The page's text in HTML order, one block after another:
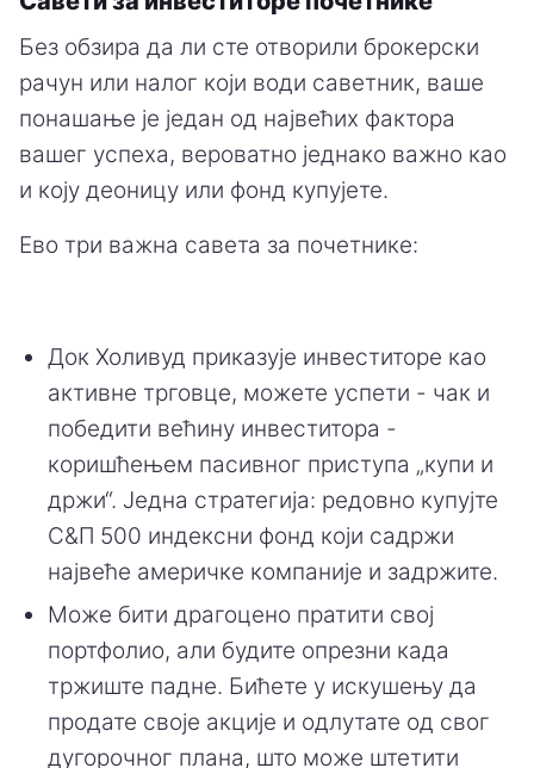
Без обзира да ли сте отворили брокерски
рачун или налог који води саветник, ваше
понашање је један од највећих фактора
вашег успеха, вероватно једнако важно као
и коју деоницу или фонд купујете.
Ево три важна савета за почетнике:
Док Холивуд приказује инвеститоре као
активне трговце, можете успети - чак и
победити већину инвеститора -
коришћењем пасивног приступа „купи и
држи“. Једна стратегија: редовно купујте
С&П 500 индексни фонд који садржи
највеће америчке компаније и задржите.
Може бити драгоцено пратити свој
портфолио, али будите опрезни када
тржиште падне. Бићете у искушењу да
продате своје акције и одлутате од свог
дугорочног плана, што може штетити